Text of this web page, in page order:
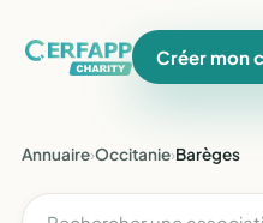
Créer mon
Annuaire›Occitanie›Barèges